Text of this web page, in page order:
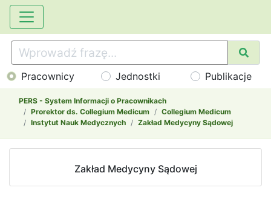
Pracownicy Jednostki Publikacje
PERS - System Informacji o Pracownikach
Prorektor ds. Collegium Medicum
Collegium Medicum
Instytut Nauk Medycznych
Zakład Medycyny Sądowej
Zakład Medycyny Sądowej